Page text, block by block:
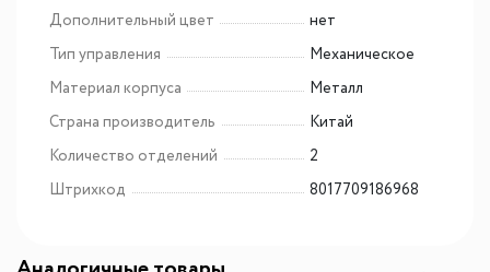
Дополнительный цвет
нет
Тип управления
Механическое
Материал корпуса
Металл
Страна производитель
Китай
Количество отделений
2
Штрихкод
8017709186968